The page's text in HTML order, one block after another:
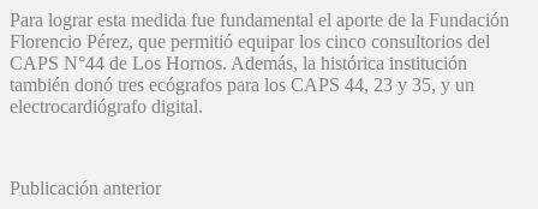
Para lograr esta medida fue fundamental el aporte de la Fundación
Florencio Pérez, que permitió equipar los cinco consultorios del
CAPS N°44 de Los Hornos. Además, la histórica institución
también donó tres ecógrafos para los CAPS 44, 23 y 35, y un
electrocardiógrafo digital.
Publicación anterior